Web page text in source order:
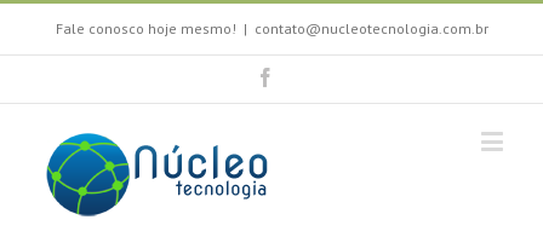
Fale conosco hoje mesmo! | contato@nucleotecnologia.com.br